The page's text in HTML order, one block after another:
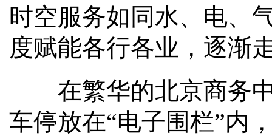
时空服务如同水、电、
度赋能各行各业，逐渐
在繁华的北京商务中
车停放在“电子围栏”内